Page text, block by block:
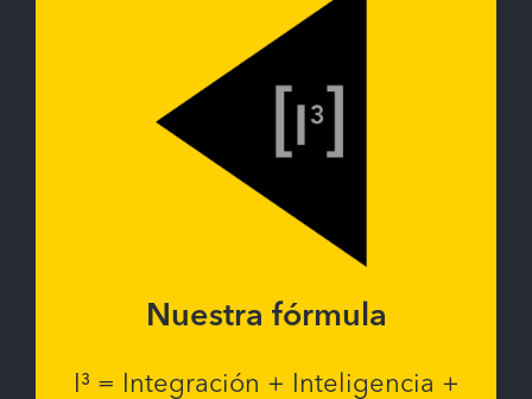
Nuestra fórmula
I³ = Integración + Inteligencia +